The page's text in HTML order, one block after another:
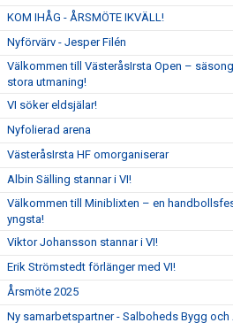
KOM IHÅG - ÅRSMÖTE IKVÄLL!
Nyförvärv - Jesper Filén
Välkommen till VästeråsIrsta Open –
stora utmaning!
VI söker eldsjälar!
Nyfolierad arena
VästeråsIrsta HF omorganiserar
Albin Sälling stannar i VI!
Välkommen till Miniblixten – en
yngsta!
Viktor Johansson stannar i VI!
Erik Strömstedt förlänger med VI!
Årsmöte 2025
Ny samarbetspartner - Salboheds Bygg och